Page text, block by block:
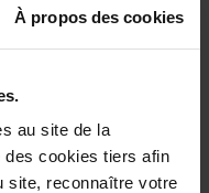
À propos des cookies
au site de la
des cookies tiers afin
site, reconnaître votre
? Vous souhaitez nous
qui sera axé sur la
et sur la
logique d’un
bref aperçu du